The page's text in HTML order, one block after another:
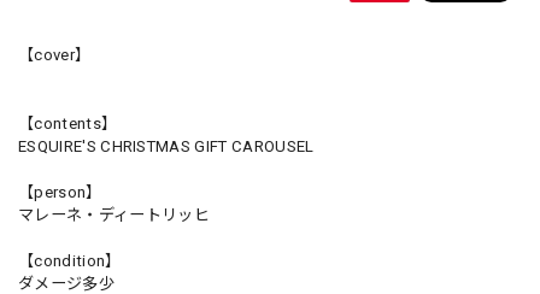
【cover】
【contents】
ESQUIRE'S CHRISTMAS GIFT CAROUSEL
【person】
マレーネ・ディートリッヒ
【condition】
ダメージ多少